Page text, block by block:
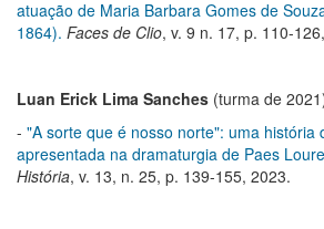
atuação de Maria Barbara Gomes de
1864). Faces de Clio, v. 9 n. 17, p. 110-
Luan Erick Lima Sanches (turma de
- "A sorte que é nosso norte": uma história
apresentada na dramaturgia de Paes
História, v. 13, n. 25, p. 139-155, 2023.